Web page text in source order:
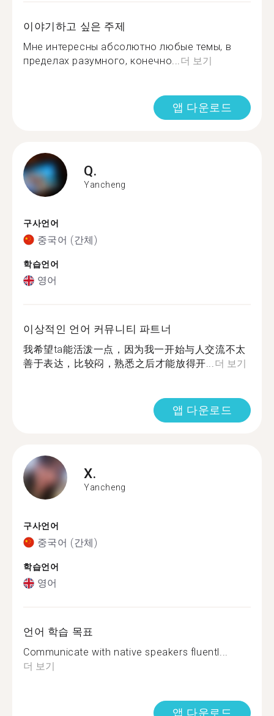
이야기하고 싶은 주제
Мне интересны абсолютно любые темы, в
пределах разумного, конечно...더 보기
앱 다운로드
Q.
Yancheng
구사언어
중국어 (간체)
학습언어
영어
이상적인 언어 커뮤니티 파트너
我希望ta能活泼一点，因为我一开始与人交流不太
善于表达，比较闷，熟悉之后才能放得开...더 보기
앱 다운로드
X.
Yancheng
구사언어
중국어 (간체)
학습언어
영어
언어 학습 목표
Communicate with native speakers fluentl...
더 보기
앱 다운로드